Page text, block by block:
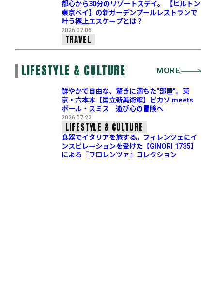
都心から30分のリゾートステイ。 【ヒルトン
東京ベイ】の新ガーデンプールレストランで
叶う極上エスケープとは？
2026.07.06
TRAVEL
LIFESTYLE & CULTURE MORE
鮮やかで自由な、驚きに満ちた“部屋”。東
京・六本木【国立新美術館】ピカソ meets
ポール・スミス 遊び心の冒険へ
2026.07.22
LIFESTYLE & CULTURE
食器でイタリアを旅する。フィレンツェにイ
ンスピレーションを受けた【GINORI 1735】
による『フロレンツァ』コレクション